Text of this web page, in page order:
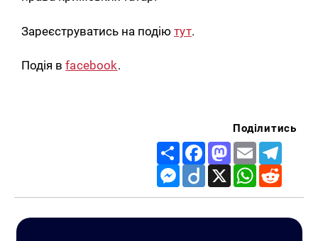
Зареєструватись на подіютут.
Подія вfacebook.
Поділитись
Share FacebookMastodon
Email
Messenger
Diigo X WhatsApp